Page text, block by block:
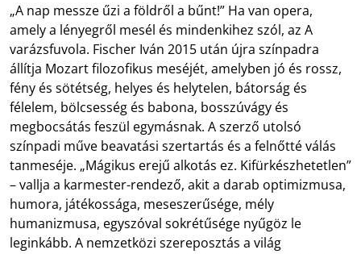
„A nap messze űzi a földről a bűnt!” Ha van opera,
amely a lényegről mesél és mindenkihez szól, az A
varázsfuvola. Fischer Iván 2015 után újra színpadra
állítja Mozart filozofikus meséjét, amelyben jó és rossz,
fény és sötétség, helyes és helytelen, bátorság és
félelem, bölcsesség és babona, bosszúvágy és
megbocsátás feszül egymásnak. A szerző utolsó
színpadi műve beavatási szertartás és a felnőtté válás
tanmeséje. „Mágikus erejű alkotás ez. Kifürkészhetetlen”
– vallja a karmester-rendező, akit a darab optimizmusa,
humora, játékossága, meseszerűsége, mély
humanizmusa, egyszóval sokrétűsége nyűgöz le
leginkább. A nemzetközi szereposztás a világ